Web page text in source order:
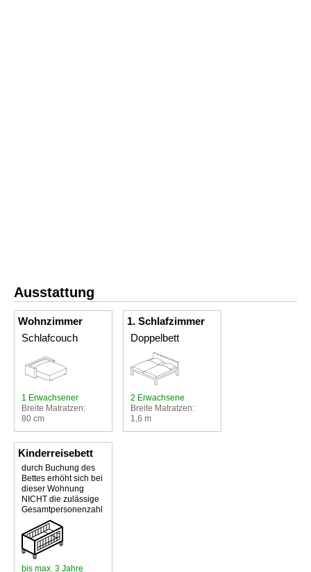
Ausstattung
Wohnzimmer
Schlafcouch
1 Erwachsener
Breite Matratzen:
80 cm
1. Schlafzimmer
Doppelbett
2 Erwachsene
Breite Matratzen:
1,6 m
Kinderreisebett
durch Buchung des
Bettes erhöht sich bei
dieser Wohnung
NICHT die zulässige
Gesamtpersonenzahl
bis max. 3 Jahre